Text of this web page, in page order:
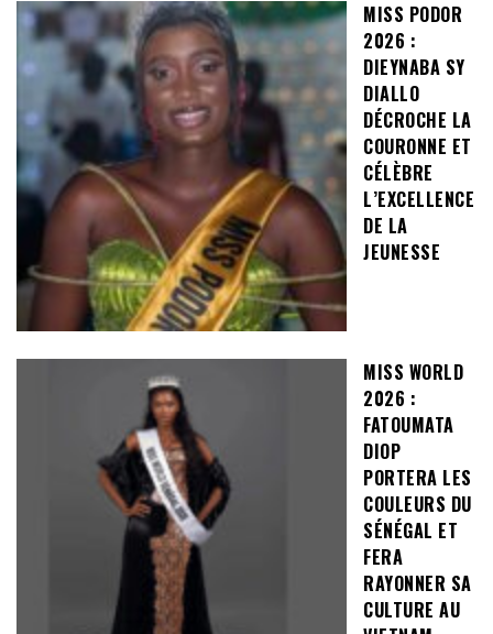
MISS PODOR
2026 :
DIEYNABA SY
DIALLO
DÉCROCHE LA
COURONNE ET
CÉLÈBRE
L’EXCELLENCE
DE LA
JEUNESSE
MISS WORLD
2026 :
FATOUMATA
DIOP
PORTERA LES
COULEURS DU
SÉNÉGAL ET
FERA
RAYONNER SA
CULTURE AU